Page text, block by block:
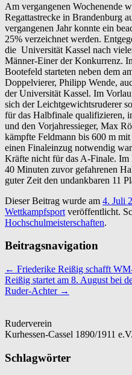
Am vergangenen Wochenende
Regattastrecke in Brandenburg
vergangenen Jahr konnte ein
25% verzeichnet werden.
die Universität Kassel nach
Männer-Einer der Konkurrenz.
Bootefeld starteten neben dem
Doppelvierer, Philipp Wende,
der Universität Kassel. Im
sich der Leichtgewichtsruderer
für das Halbfinale qualifizieren,
und den Vorjahressieger, Max
kämpfte Feldmann bis 600 m
einen Finaleinzug notwendig
Kräfte nicht für das A-Finale. Im
40 Minuten zuvor gefahrenen
guter Zeit den undankbaren 11
Dieser Beitrag wurde am 4. Juli
Wettkampfsport veröffentlicht.
Hochschulmeisterschaften.
Beitragsnavigation
← Friederike Reißig schafft
Reißig startet am 8. August bei
Ruder-Achter →
Ruderverein
Kurhessen-Cassel 1890/1911 e.V.
Schlagwörter